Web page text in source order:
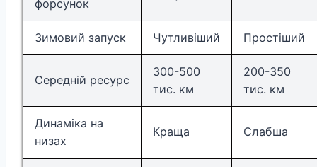
форсунок
Зимовий запуск Чутливіший Простіший
Середній ресурс
300-500
тис. км
200-350
тис. км
Динаміка на
низах
Краща Слабша